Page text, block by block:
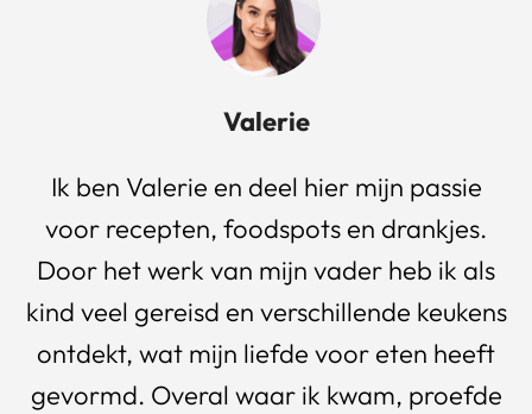
Valerie
Ik ben Valerie en deel hier mijn passie
voor recepten, foodspots en drankjes.
Door het werk van mijn vader heb ik als
kind veel gereisd en verschillende keukens
ontdekt, wat mijn liefde voor eten heeft
gevormd. Overal waar ik kwam, proefde